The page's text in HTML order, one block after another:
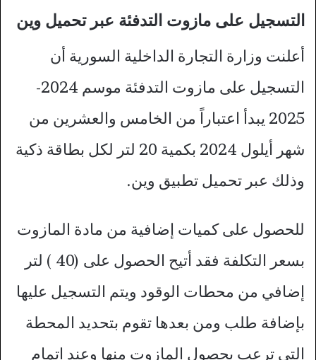
التسجيل على مازوت التدفئة عبر تحميل وين
أعلنت وزارة التجارة الداخلية السورية أن
التسجيل على مازوت التدفئة موسم 2024-
2025 يبدأ اعتباراً من الخامس والعشرين من
شهر أيلول 2024 بكمية 20 لتر لكل بطاقة ذكية
وذلك عبر تحميل تطبيق وين.
للحصول على كميات إضافية من مادة المازوت
بسعر التكلفة فقد أتيح الحصول على (40 ) لتر
إضافي من محطات الوقود ويتم التسجيل عليها
بإضافة طلب ومن بعدها تقوم بتحديد المحطة
التي ترعب بحصول المازوت منها وعند إتمام